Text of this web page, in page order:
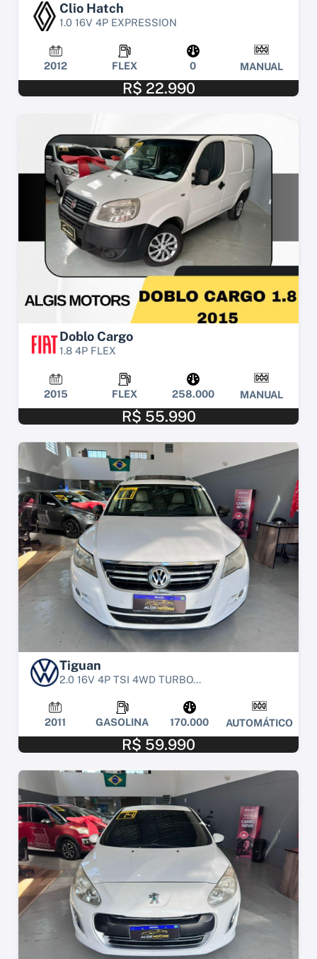
Clio Hatch
1.0 16V 4P EXPRESSION
2012 FLEX 0 MANUAL
R$ 22.990
Doblo Cargo
1.8 4P FLEX
2015 FLEX 258.000 MANUAL
R$ 55.990
Tiguan
2.0 16V 4P TSI 4WD TURBO...
2011 GASOLINA 170.000 AUTOMÁTICO
R$ 59.990